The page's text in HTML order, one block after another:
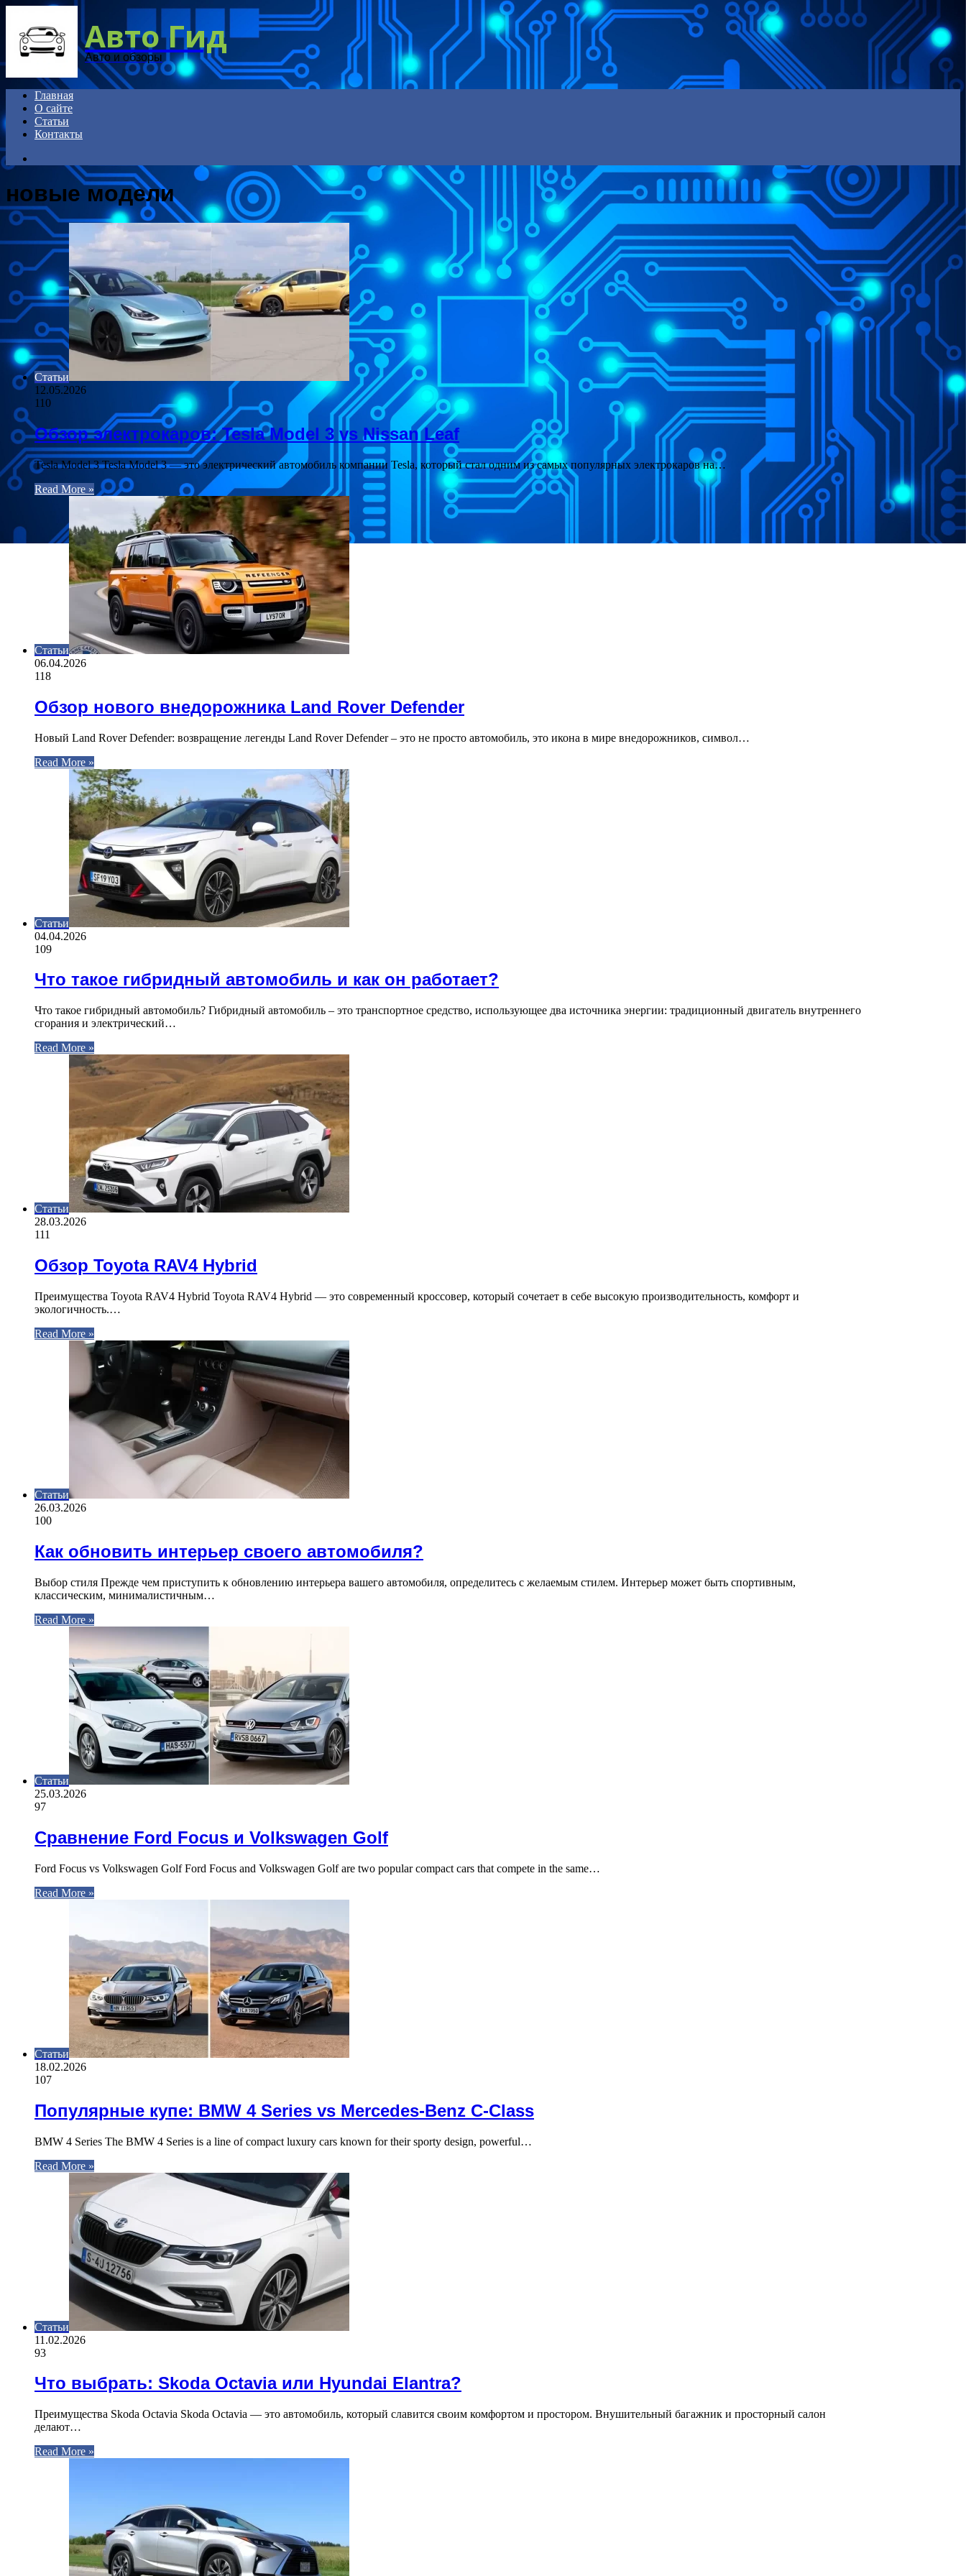
Авто Гид
Авто и обзоры
Главная
О сайте
Статьи
Контакты
новые модели
Статьи
12.05.2026
110
Обзор электрокаров: Tesla Model 3 vs Nissan Leaf
Tesla Model 3 Tesla Model 3 — это электрический автомобиль компании Tesla, который стал одним из самых популярных электрокаров на…
Read More »
Статьи
06.04.2026
118
Обзор нового внедорожника Land Rover Defender
Новый Land Rover Defender: возвращение легенды Land Rover Defender – это не просто автомобиль, это икона в мире внедорожников, символ…
Read More »
Статьи
04.04.2026
109
Что такое гибридный автомобиль и как он работает?
Что такое гибридный автомобиль? Гибридный автомобиль – это транспортное средство, использующее два источника энергии: традиционный двигатель внутреннего
сгорания и электрический…
Read More »
Статьи
28.03.2026
111
Обзор Toyota RAV4 Hybrid
Преимущества Toyota RAV4 Hybrid Toyota RAV4 Hybrid — это современный кроссовер, который сочетает в себе высокую производительность, комфорт и
экологичность.…
Read More »
Статьи
26.03.2026
100
Как обновить интерьер своего автомобиля?
Выбор стиля Прежде чем приступить к обновлению интерьера вашего автомобиля, определитесь с желаемым стилем. Интерьер может быть спортивным,
классическим, минималистичным…
Read More »
Статьи
25.03.2026
97
Сравнение Ford Focus и Volkswagen Golf
Ford Focus vs Volkswagen Golf Ford Focus and Volkswagen Golf are two popular compact cars that compete in the same…
Read More »
Статьи
18.02.2026
107
Популярные купе: BMW 4 Series vs Mercedes-Benz C-Class
BMW 4 Series The BMW 4 Series is a line of compact luxury cars known for their sporty design, powerful…
Read More »
Статьи
11.02.2026
93
Что выбрать: Skoda Octavia или Hyundai Elantra?
Преимущества Skoda Octavia Skoda Octavia — это автомобиль, который славится своим комфортом и простором. Внушительный багажник и просторный салон
делают…
Read More »